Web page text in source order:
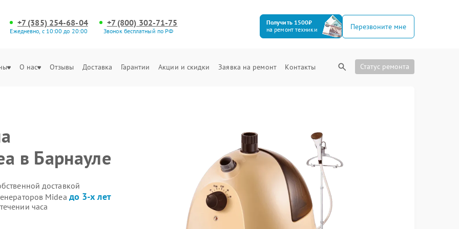
+7 (385) 254-68-04
Ежедневно, с 10:00 до 20:00
+7 (800) 302-71-75
Звонок бесплатный по РФ
Получить 1500₽
на ремонт техники
Перезвоните мне
О нас Отзывы Доставка Гарантии Акции и скидки Заявка на ремонт Контакты Статус ремонта
в Барнауле
доставкой
Midea до 3-х лет
часа